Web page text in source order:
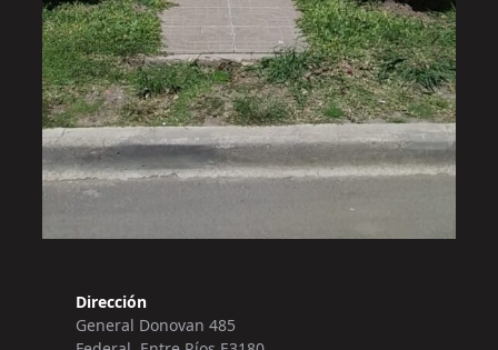
Dirección
General Donovan 485